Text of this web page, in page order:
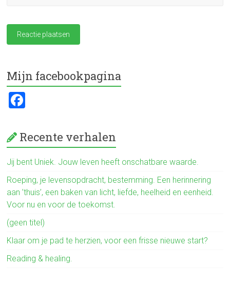
Mijn facebookpagina
ce
b
o
ok
Recente verhalen
Jij bent Uniek. Jouw leven heeft onschatbare waarde.
Roeping, je levensopdracht, bestemming. Een herinnering
aan ’thuis’, een baken van licht, liefde, heelheid en eenheid.
Voor nu en voor de toekomst.
(geen titel)
Klaar om je pad te herzien, voor een frisse nieuwe start?
Reading & healing.